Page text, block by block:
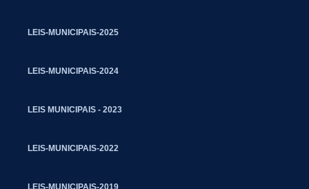
LEIS-MUNICIPAIS-2025
LEIS-MUNICIPAIS-2024
LEIS MUNICIPAIS - 2023
LEIS-MUNICIPAIS-2022
LEIS-MUNICIPAIS-2019